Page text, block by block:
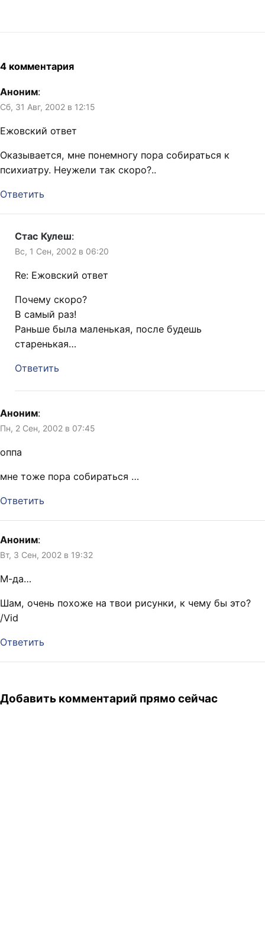
т.д.
m/gallery/
4 комментария
Аноним:
Сб, 31 Авг, 2002 в 12:15
Ежовский ответ
Оказывается, мне понемногу пора собираться к
психиатру. Неужели так скоро?..
Ответить
Стас Кулеш:
Вс, 1 Сен, 2002 в 06:20
Re: Ежовский ответ
Почему скоро?
В самый раз!
Раньше была маленькая, после будешь
старенькая…
Ответить
Аноним:
Пн, 2 Сен, 2002 в 07:45
оппа
мне тоже пора собираться …
Ответить
Аноним:
Вт, 3 Сен, 2002 в 19:32
М-да…
Шам, очень похоже на твои рисунки, к чему бы это?
/Vid
Ответить
Добавить комментарий прямо сейчас